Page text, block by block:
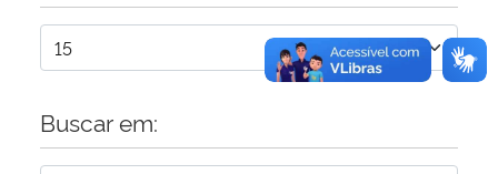
Banco Central do Brasil
Buscar em: